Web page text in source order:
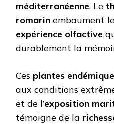
méditerranéenne. Le
romarin embaument
expérience olfactive
durablement la
Ces plantes
aux conditions
et de l’exposition
témoigne de la